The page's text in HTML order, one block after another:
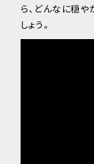
ら、どんなに穏
しょう。